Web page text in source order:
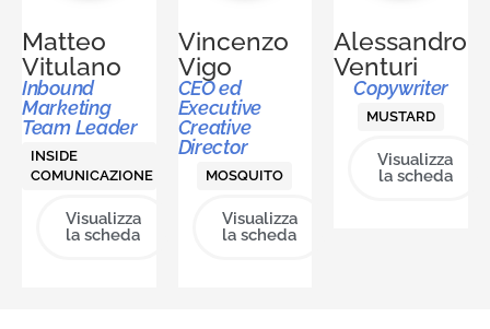
Matteo
Vitulano
Inbound
Marketing
Team Leader
INSIDE
COMUNICAZIONE
Visualizza
la scheda
Vincenzo
Vigo
CEO ed
Executive
Creative
Director
MOSQUITO
Visualizza
la scheda
Alessandro
Venturi
Copywriter
MUSTARD
Visualizza
la scheda